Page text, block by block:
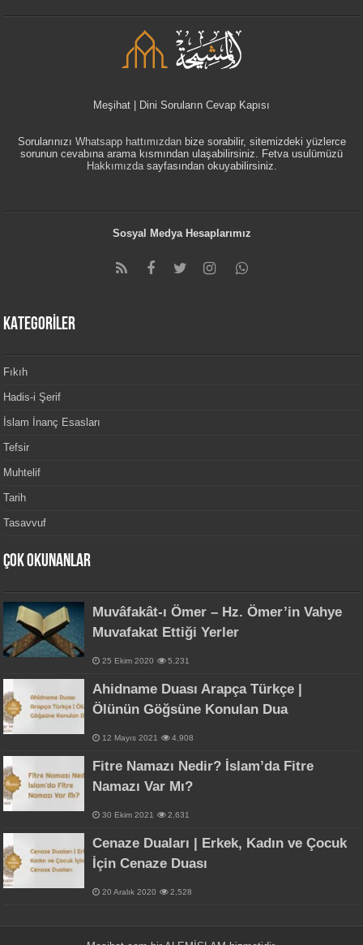
Meşihat | Dini Soruların Cevap Kapısı
Sorularınızı Whatsapp hattımızdanbize sorabilir, sitemizdeki yüzlerce
sorunun cevabına arama kısmından ulaşabilirsiniz. Fetva usulümüzü
Hakkımızdasayfasından okuyabilirsiniz.
Sosyal Medya Hesaplarımız
KATEGORİLER
Fıkıh
Hadis-i Şerif
İslam İnanç Esasları
Tefsir
Muhtelif
Tarih
Tasavvuf
Çok Okunanlar
Muvâfakât-ı Ömer – Hz. Ömer’in Vahye
Muvafakat Ettiği Yerler
25 Ekim 2020 5,231
Ahidname Duası Arapça Türkçe |
Ölünün Göğsüne Konulan Dua
12 Mayıs 2021 4,908
Fitre Namazı Nedir? İslam’da Fitre
Namazı Var Mı?
30 Ekim 2021 2,631
Cenaze Duaları | Erkek, Kadın ve Çocuk
İçin Cenaze Duası
20 Aralık 2020 2,528